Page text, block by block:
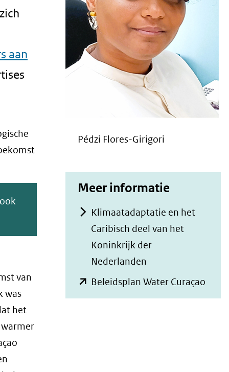
aan
van
was
het
Pédzi Flores-Girigori
Meer informatie
Klimaatadaptatie en het
Caribisch deel van het
Koninkrijk der
Nederlanden
Beleidsplan Water Curaçao
in